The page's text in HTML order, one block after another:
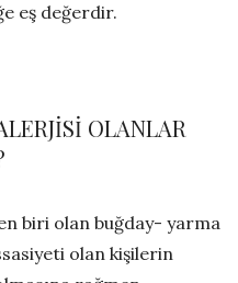
eş değerdir.
OLANLAR
biri olan buğday- yarma
olan kişilerin